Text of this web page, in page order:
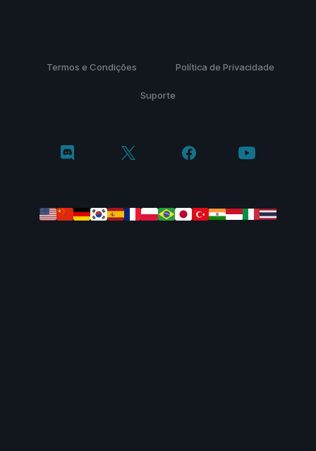
Termos e Condições Política de Privacidade
Suporte